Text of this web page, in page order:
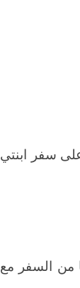
سفر ابنتي
من السفر مع